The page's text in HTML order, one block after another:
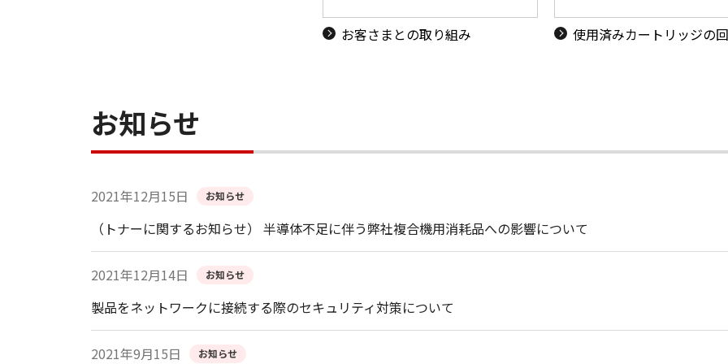
お客さまとの取り組み 使用済みカートリッジの
お知らせ
2021年12月15日 お知らせ
（トナーに関するお知らせ） 半導体不足に伴う弊社複合機用消耗品への影響について
2021年12月14日 お知らせ
製品をネットワークに接続する際のセキュリティ対策について
2021年9月15日 お知らせ